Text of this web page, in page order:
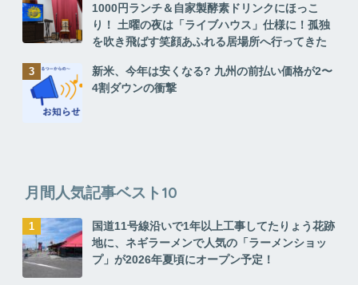
1000円ランチ＆自家製酵素ドリンクにほっこ
り！ 土曜の夜は「ライブハウス」仕様に！孤独
を吹き飛ばす笑顔あふれる居場所へ行ってきた
新米、今年は安くなる? 九州の前払い価格が2〜
4割ダウンの衝撃
月間人気記事ベスト10
国道11号線沿いで1年以上工事してたりょう花跡
地に、ネギラーメンで人気の「ラーメンショッ
プ」が2026年夏頃にオープン予定！